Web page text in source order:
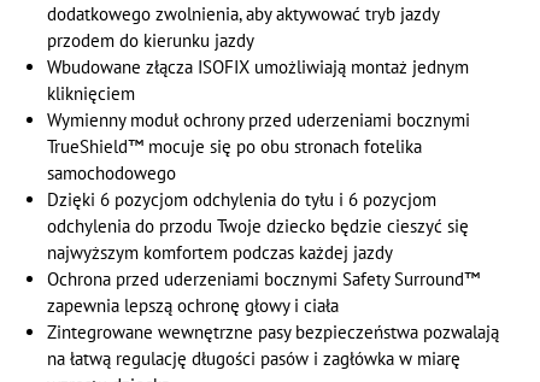
dodatkowego zwolnienia, aby aktywować tryb jazdy
przodem do kierunku jazdy
Wbudowane złącza ISOFIX umożliwiają montaż jednym
kliknięciem
Wymienny moduł ochrony przed uderzeniami bocznymi
TrueShield™ mocuje się po obu stronach fotelika
samochodowego
Dzięki 6 pozycjom odchylenia do tyłu i 6 pozycjom
odchylenia do przodu Twoje dziecko będzie cieszyć się
najwyższym komfortem podczas każdej jazdy
Ochrona przed uderzeniami bocznymi Safety Surround™
zapewnia lepszą ochronę głowy i ciała
Zintegrowane wewnętrzne pasy bezpieczeństwa pozwalają
na łatwą regulację długości pasów i zagłówka w miarę